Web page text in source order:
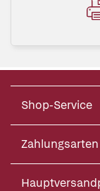
Shop-Service
Zahlungsarten